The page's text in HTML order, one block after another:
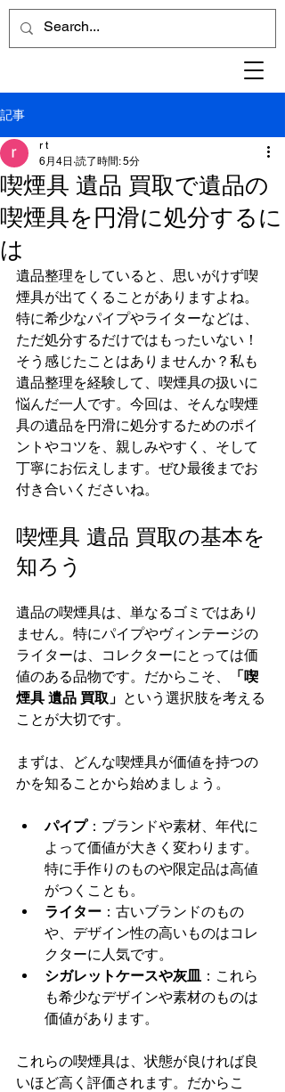
記事
喫煙具 遺品 買取で遺品の
喫煙具を円滑に処分するに
は
r t
6月4日 読了時間: 5分
遺品整理をしていると、思いがけず喫
煙具が出てくることがありますよね。
特に希少なパイプやライターなどは、
ただ処分するだけではもったいない！
そう感じたことはありませんか？私も
遺品整理を経験して、喫煙具の扱いに
悩んだ一人です。今回は、そんな喫煙
具の遺品を円滑に処分するためのポイ
ントやコツを、親しみやすく、そして
丁寧にお伝えします。ぜひ最後までお
付き合いくださいね。
喫煙具 遺品 買取の基本を
知ろう
遺品の喫煙具は、単なるゴミではあり
ません。特にパイプやヴィンテージの
ライターは、コレクターにとっては価
値のある品物です。だからこそ、
「喫
煙具 遺品 買取」 という選択肢を考える
ことが大切です。
まずは、どんな喫煙具が価値を持つの
かを知ることから始めましょう。
パイプ：ブランドや素材、年代に
よって価値が大きく変わります。
特に手作りのものや限定品は高値
がつくことも。
ライター ：古いブランドのもの
や、デザイン性の高いものはコレ
クターに人気です。
シガレットケースや灰皿 ：これら
も希少なデザインや素材のものは
価値があります。
これらの喫煙具は、状態が良ければ良
いほど高く評価されます。だからこ